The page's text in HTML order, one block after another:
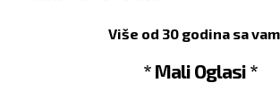
Više od 30 godina sa
* Mali Oglasi *